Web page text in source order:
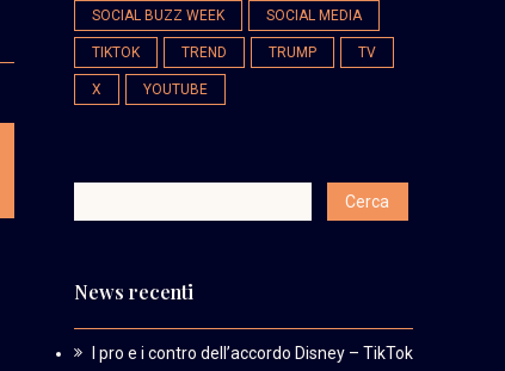
SOCIAL BUZZ WEEK SOCIAL MEDIA
TIKTOK TREND TRUMP TV
X YOUTUBE
News recenti
I pro e i contro dell’accordo Disney – TikTok